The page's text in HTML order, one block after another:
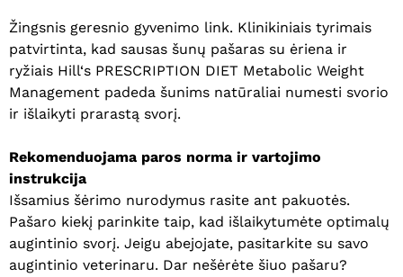
Žingsnis geresnio gyvenimo link. Klinikiniais tyrimais
patvirtinta, kad sausas šunų pašaras su ėriena ir
ryžiais Hill‘s PRESCRIPTION DIET Metabolic Weight
Management padeda šunims natūraliai numesti svorio
ir išlaikyti prarastą svorį.
Rekomenduojama paros norma ir vartojimo
instrukcija
Išsamius šėrimo nurodymus rasite ant pakuotės.
Pašaro kiekį parinkite taip, kad išlaikytumėte optimalų
augintinio svorį. Jeigu abejojate, pasitarkite su savo
augintinio veterinaru. Dar nešėrėte šiuo pašaru?